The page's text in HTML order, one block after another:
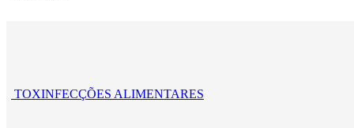
TOXINFECÇÕES ALIMENTARES